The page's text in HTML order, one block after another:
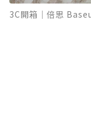
3C開箱｜倍思